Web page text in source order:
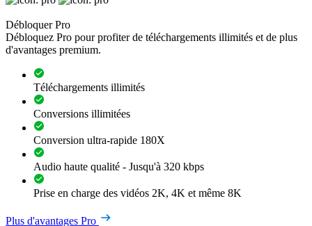
Débloquer Pro
Débloquez Pro pour profiter de téléchargements illimités et de plus
d'avantages premium.
Téléchargements illimités
Conversions illimitées
Conversion ultra-rapide 180X
Audio haute qualité - Jusqu'à 320 kbps
Prise en charge des vidéos 2K, 4K et même 8K
Plus d'avantages Pro